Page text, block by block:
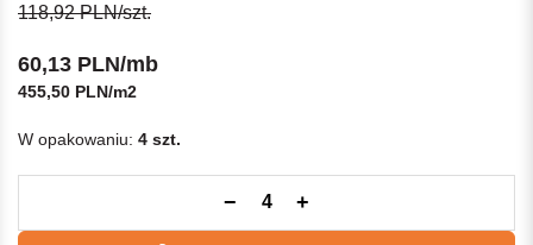
118,92 PLN/szt.
60,13 PLN/mb
455,50 PLN/m2
W opakowaniu: 4 szt.
− +